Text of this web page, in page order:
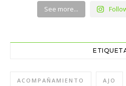
See more...
ACOMPAÑAMIENTO AJO